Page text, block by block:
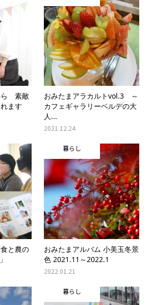
ら 素敵
ます
おみたまアラカルトvol.3 ～
カフェギャラリーベルデの大
人...
2021.12.24
と農の
暮らし
おみたまアルバム 小美玉冬景
色 2021.11～2022.1
2022.01.21
暮らし